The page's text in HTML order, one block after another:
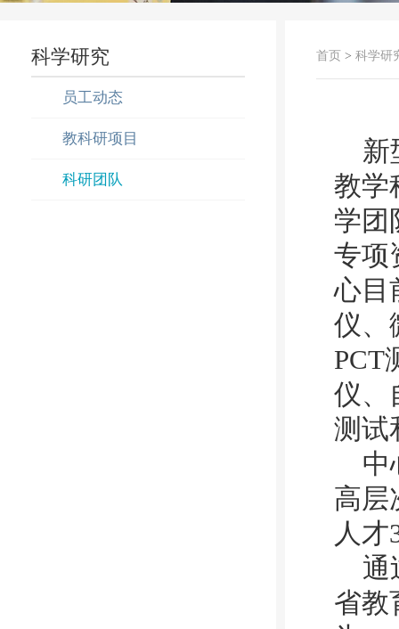
科学研究
员工动态
教科研项目
科研团队
首页 > 科学研
新
教学
学团
专项
心目
仪、
PCT
仪、
测试
中
高层
人
通
省教